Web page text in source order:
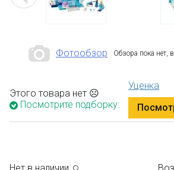
Фотообзор Обзора пока нет,
Этого товара нет ☹
Посмотрите подборку:
Уценка